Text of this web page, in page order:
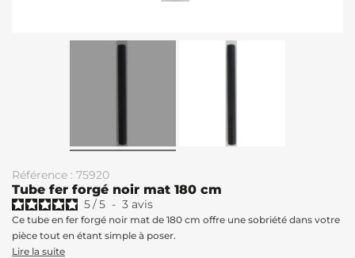
Référence : 75920
Tube fer forgé noir mat 180 cm
5/5 - 3 avis
Ce tube en fer forgé noir mat de 180 cm offre une sobriété dans votre
pièce tout en étant simple à poser.
Lire la suite